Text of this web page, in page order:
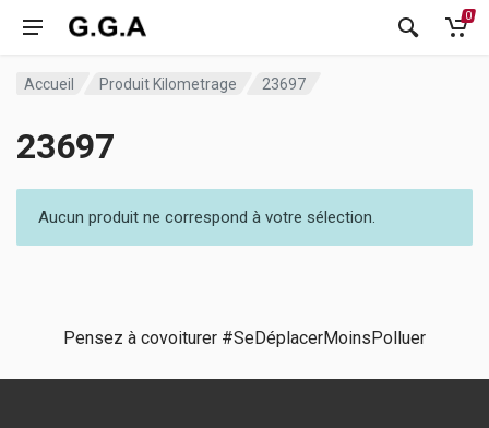
0
Accueil Produit Kilometrage 23697
23697
Aucun produit ne correspond à votre sélection.
Pensez à covoiturer #SeDéplacerMoinsPolluer